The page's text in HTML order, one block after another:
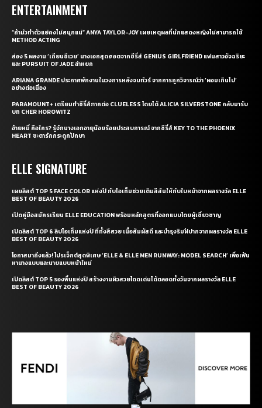
ENTERTAINMENT
“ถ้ามัวทำตัวแย่คงไม่สนุกแน่” ANYA TAYLOR-JOY เผยเหตุผลที่นักแสดงหญิงไม่สามารถใช้
METHOD ACTING
ส่อง 5 ผลงาน ‘เถียนซีเวย’ นางเอกสุดฮอตจากซีรี่ส์ GENIUS GIRLFRIEND แฟนสาวอัจฉริยะ
และ PURSUIT OF JADE ล่าหยก
ARIANA GRANDE ประกาศพักงานในวงการหลังจบทัวร์ จากการถูกวิจารณ์ว่า ‘ผอมเกินไป’
อย่างต่อเนื่อง
PARAMOUNT+ เตรียมทำซีรี่ส์ภาคต่อ CLUELESS โดยได้ ALICIA SILVERSTONE กลับมารับ
บท CHER HOROWITZ
อ้ายหมี่ คือใคร? รู้จักนางเอกอายุน้อยร้อยประสบการณ์ จากซีรี่ส์ KEY TO THE PHOENIX
HEART ชะตารักกระดูกปักษา
ELLE SIGNATURE
เผยลิสต์ TOP 5 FACE COLOR แห่งปี กับไอเท็มช่วยเติมสีสันให้กับใบหน้าจากผลรางวัล ELLE
BEST OF BEAUTY 2026
เปิดคู่มือสมัครเรียน ELLE EDUCATION พร้อมหลักสูตรที่ออกแบบโดยผู้เชี่ยวชาญ
เปิดลิสต์ TOP 6 ลิปไอเท็มแห่งปี ที่ทั้งสีสวย เนื้อสัมผัสดี และบำรุงริมฝีปากจากผลรางวัล ELLE
BEST OF BEAUTY 2026
โอกาสมาถึงแล้ว! โปรเจ็กต์สุดพิเศษ ‘ELLE & ELLE MEN RUNWAY: MODEL SEARCH’ เพื่อเฟ้น
หานางแบบและนายแบบหน้าใหม่
เปิดลิสต์ TOP 5 รองพื้นแห่งปี สร้างงานผิวสวยโดดเด่นได้ตลอดทั้งวันจากผลรางวัล ELLE
BEST OF BEAUTY 2026